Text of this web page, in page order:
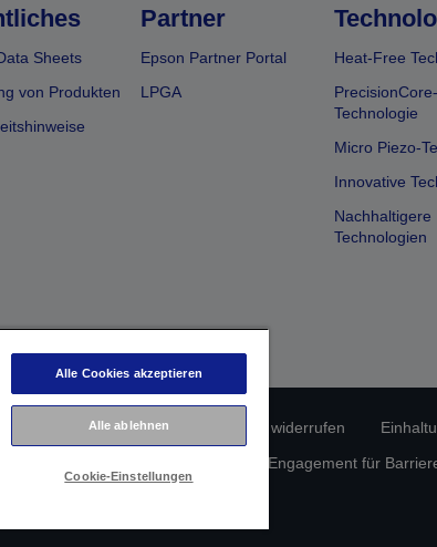
Sheets
von Produkten
Partner
Epson Partner Portal
LPGA
Heat-Free
PrecisionCore-
Technologie
Micro Piezo-
Innovative
Nachhaltigere
Technologien
Datenschutzrichtlinie Vertrag widerrufen
Epson Engagement für
Alle Cookies akzeptieren
Alle ablehnen
Cookie-Einstellungen